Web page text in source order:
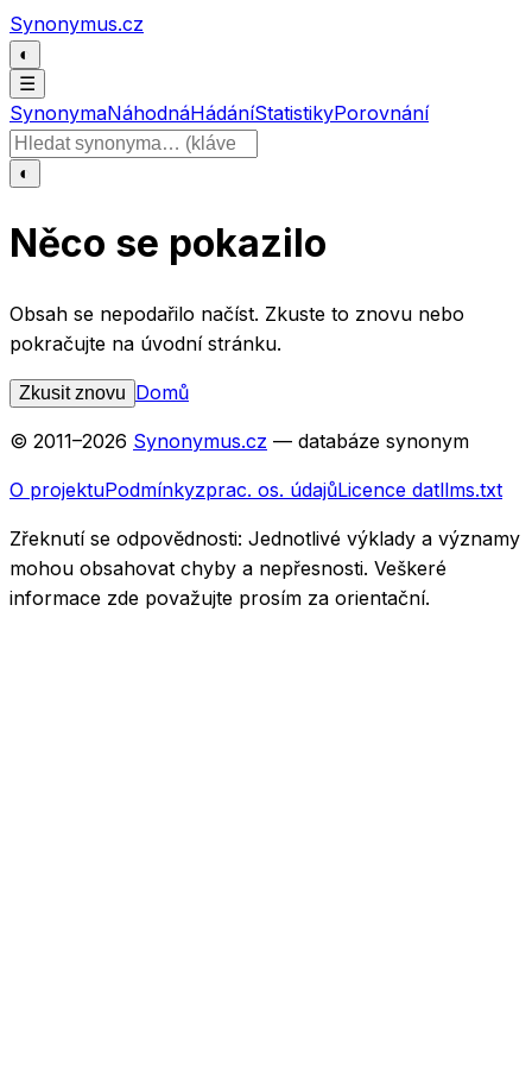
Přeskočit na obsah
Synonymus.cz
◐
☰
SynonymaNáhodnáHádáníStatistikyPorovnání
Hledat slovo
◐
Něco se pokazilo
Obsah se nepodařilo načíst. Zkuste to znovu nebo
pokračujte na úvodní stránku.
Zkusit znovu Domů
© 2011–2026 Synonymus.cz — databáze synonym
O projektuPodmínkyzprac. os. údajůLicence datllms.txt
Zřeknutí se odpovědnosti: Jednotlivé výklady a významy
mohou obsahovat chyby a nepřesnosti. Veškeré
informace zde považujte prosím za orientační.